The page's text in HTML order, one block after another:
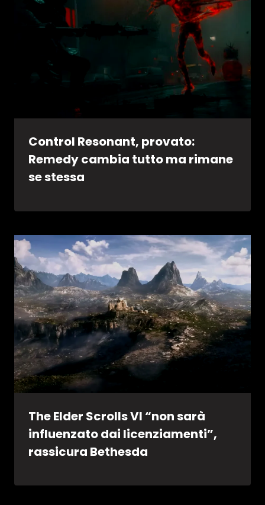
Control Resonant, provato:
Remedy cambia tutto ma rimane
se stessa
The Elder Scrolls VI “non sarà
influenzato dai licenziamenti”,
rassicura Bethesda